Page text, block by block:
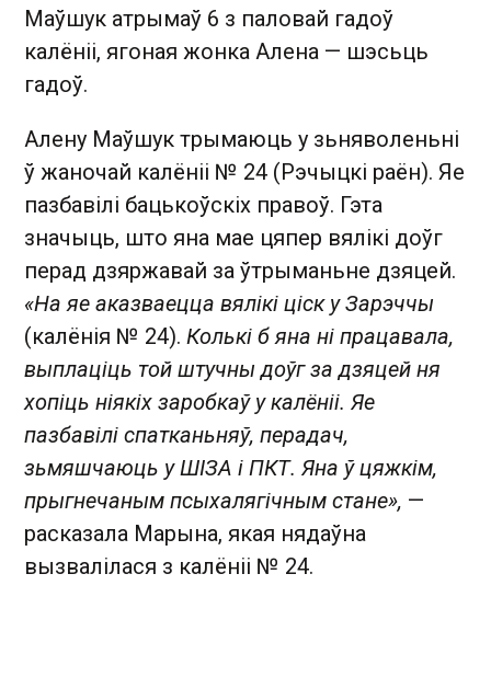
Маўшук атрымаў 6 з паловай гадоў
калёніі, ягоная жонка Алена — шэсьць
гадоў.
Алену Маўшук трымаюць у зьняволеньні
ў жаночай калёніі № 24 (Рэчыцкі раён). Яе
пазбавілі бацькоўскіх правоў. Гэта
значыць, што яна мае цяпер вялікі доўг
перад дзяржавай за ўтрыманьне дзяцей.
«На яе аказваецца вялікі ціск у Зарэччы
(калёнія № 24). Колькі б яна ні працавала,
выплаціць той штучны доўг за дзяцей ня
хопіць ніякіх заробкаў у калёніі. Яе
пазбавілі спатканьняў, перадач,
зьмяшчаюць у ШІЗА і ПКТ. Яна ў цяжкім,
прыгнечаным псыхалягічным стане», —
расказала Марына, якая нядаўна
вызвалілася з калёніі № 24.